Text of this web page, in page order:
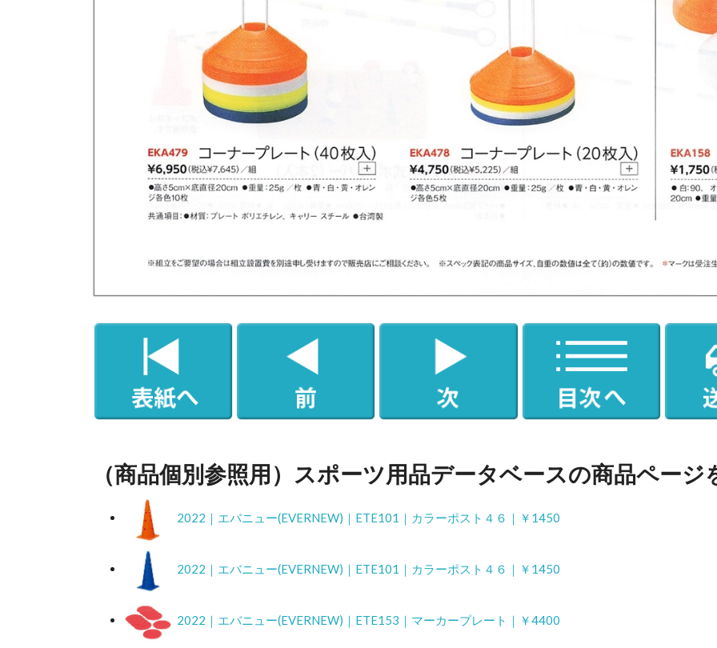
（商品個別参照用）スポーツ用品データベースの商品ページ
2022｜エバニュー(EVERNEW)｜ETE101｜カラーポスト４６｜￥1450
2022｜エバニュー(EVERNEW)｜ETE101｜カラーポスト４６｜￥1450
2022｜エバニュー(EVERNEW)｜ETE153｜マーカープレート｜￥4400